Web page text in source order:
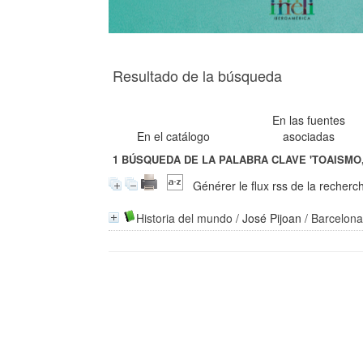
Resultado de la búsqueda
En el catálogo
En las fuentes
asociadas
1 BÚSQUEDA DE LA PALABRA CLAVE
Générer le flux rss de la
Historia del mundo /José Pijoan /